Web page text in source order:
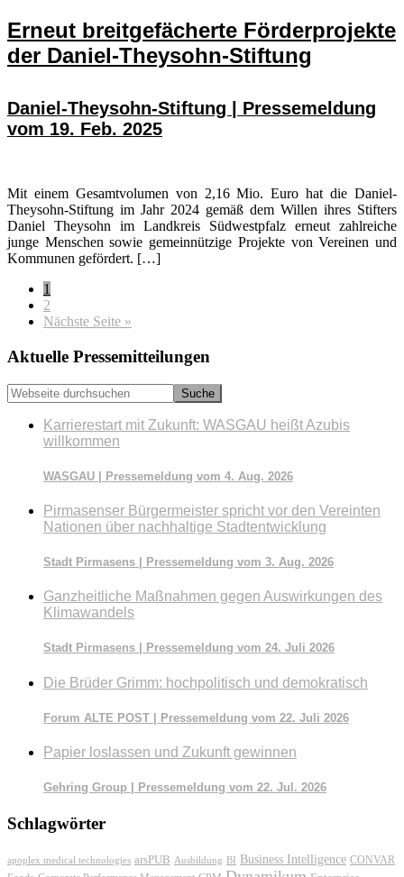
Erneut breitgefächerte Förderprojekte
der Daniel-Theysohn-Stiftung
Daniel-Theysohn-Stiftung | Pressemeldung
vom 19. Feb. 2025
Mit einem Gesamtvolumen von 2,16 Mio. Euro hat die Daniel-
Theysohn-Stiftung im Jahr 2024 gemäß dem Willen ihres Stifters
Daniel Theysohn im Landkreis Südwestpfalz erneut zahlreiche
junge Menschen sowie gemeinnützige Projekte von Vereinen und
Kommunen gefördert. […]
Seite
1
Seite
2
Nächste Seite aufrufen
»
Seitenspalte
Aktuelle Pressemitteilungen
Webseite
durchsuchen
Karrierestart mit Zukunft: WASGAU heißt Azubis
willkommen
WASGAU | Pressemeldung vom 4. Aug. 2026
Pirmasenser Bürgermeister spricht vor den Vereinten
Nationen über nachhaltige Stadtentwicklung
Stadt Pirmasens | Pressemeldung vom 3. Aug. 2026
Ganzheitliche Maßnahmen gegen Auswirkungen des
Klimawandels
Stadt Pirmasens | Pressemeldung vom 24. Juli 2026
Die Brüder Grimm: hochpolitisch und demokratisch
Forum ALTE POST | Pressemeldung vom 22. Juli 2026
Papier loslassen und Zukunft gewinnen
Gehring Group | Pressemeldung vom 22. Jul. 2026
Schlagwörter
apoplex medical technologies arsPUB Ausbildung BI Business Intelligence CONVAR